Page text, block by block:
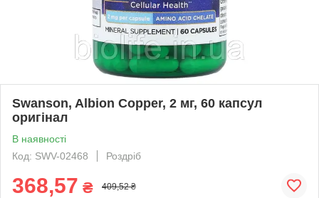
Swanson, Albion Copper, 2 мг, 60 капсул
оригінал
В наявності
Код: SWV-02468
Роздріб
368,57 ₴ 409,52 ₴